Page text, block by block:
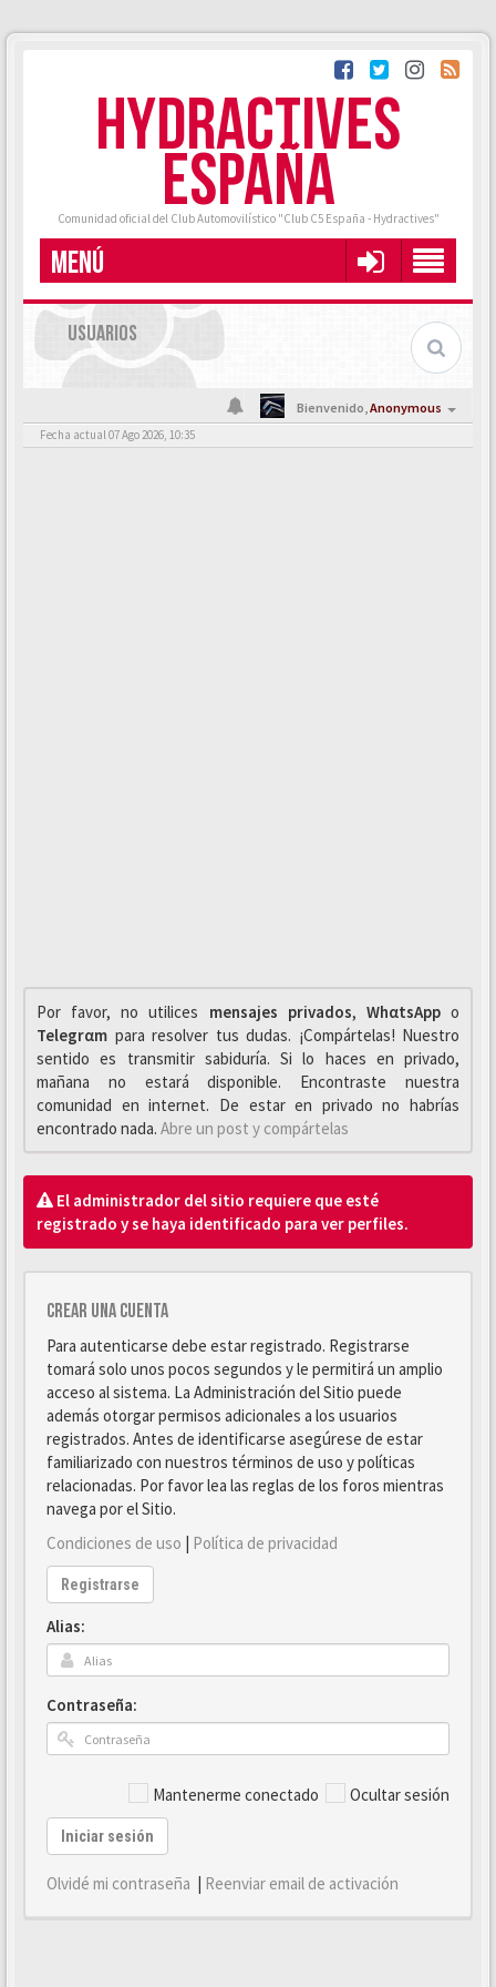
HYDRACTIVES
ESPAÑA
Comunidad oficial del Club Automovilístico "Club C5 España - Hydractives"
MENÚ
USUARIOS
Bienvenido,Anonymous
Fecha actual 07 Ago 2026, 10:35
Por favor, no utilices mensajes privados, WhαtsAppo
Telegrαm para resolver tus dudas. ¡Compártelas! Nuestro
sentido es transmitir sabiduría. Si lo haces en privado,
mañana no estará disponible. Encontraste nuestra
comunidad en internet. De estar en privado no habrías
encontrado nada. Abre un post y compártelas
El administrador del sitio requiere que esté
registrado y se haya identificado para ver perfiles.
Crear una cuenta
Para autenticarse debe estar registrado. Registrarse
tomará solo unos pocos segundos y le permitirá un amplio
acceso al sistema. La Administración del Sitio puede
además otorgar permisos adicionales a los usuarios
registrados. Antes de identificarse asegúrese de estar
familiarizado con nuestros términos de uso y políticas
relacionadas. Por favor lea las reglas de los foros mientras
navega por el Sitio.
Condiciones de uso | Política de privacidad
Registrarse
Alias:
Contraseña:
Mantenerme conectado Ocultar sesión
Iniciar sesión
Olvidé mi contraseña | Reenviar email de activación